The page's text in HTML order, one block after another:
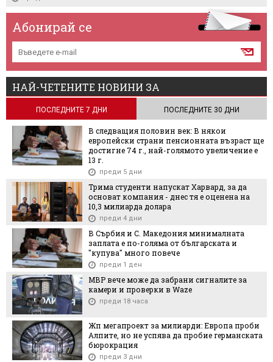
Абонирай се
НАЙ-ЧЕТЕНИТЕ НОВИНИ ЗА
ПОСЛЕДНИТЕ 7 ДНИ ПОСЛЕДНИТЕ 30 ДНИ
В следващия половин век: В някои
европейски страни пенсионната възраст ще
достигне 74 г., най-голямото увеличение е
13 г.
преди 5 дни
Трима студенти напускат Харвард, за да
основат компания - днес тя е оценена на
10,3 милиарда долара
преди 4 дни
В Сърбия и С. Македония минималната
заплата е по-голяма от българската и
"купува" много повече
преди 1 ден
МВР вече може да забрани сигналите за
камери и проверки в Waze
преди 18 часа
Жп мегапроект за милиарди: Европа проби
Алпите, но не успява да пробие германската
бюрокрация
преди 3 дни